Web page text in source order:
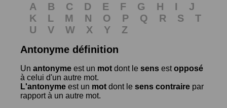
A B C D E F G H I
J
K
L M N O P Q R S
T
U
V W X Y
Z
Antonyme définition
Un antonyme est un mot dont le sens estopposé
à celui d'un autre mot.
L'antonyme est un mot dont le sens contraire par
rapport à un autre mot.